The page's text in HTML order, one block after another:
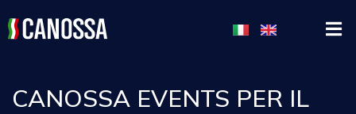
CANOSSA EVENTS PER IL